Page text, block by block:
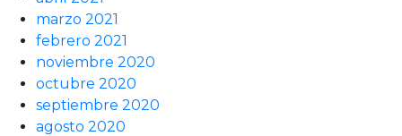
marzo 2021
febrero 2021
noviembre 2020
octubre 2020
septiembre 2020
agosto 2020